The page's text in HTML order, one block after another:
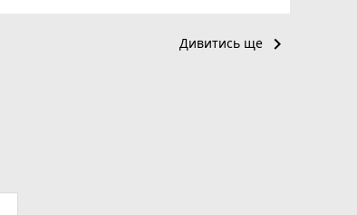
Дивитись ще keyboard_arrow_right